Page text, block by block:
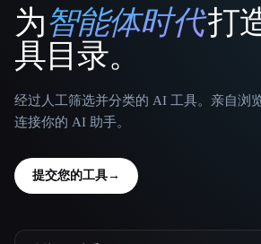
That AI Collection
为智能体时代打
具目录。
经过人工筛选并分类的 AI 工具。亲自浏
连接你的 AI 助手。
提交您的工具→